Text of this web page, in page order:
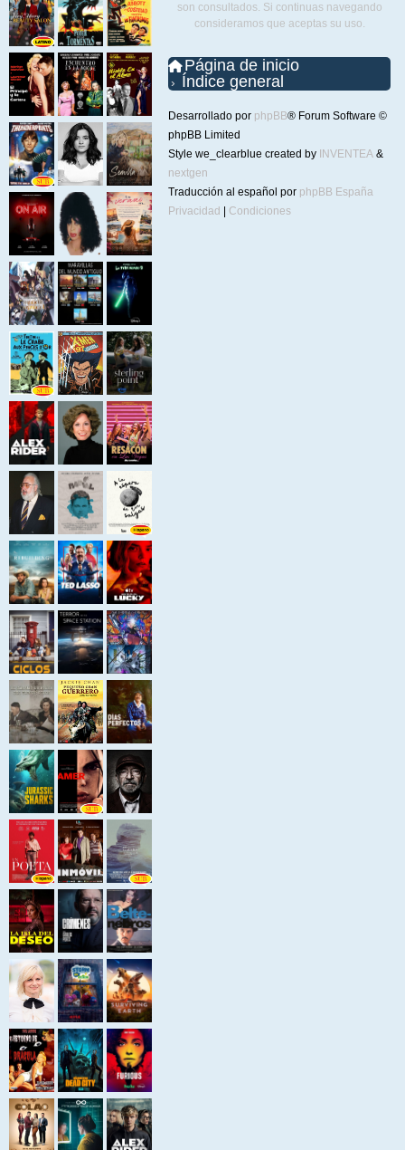
son consultados. Si continuas navegando
consideramos que aceptas su uso.
Página de inicio
Índice general
Desarrollado por phpBB® Forum Software ©
phpBB Limited
Style we_clearblue created by INVENTEA &
nextgen
Traducción al español por phpBB España
Privacidad
Condiciones